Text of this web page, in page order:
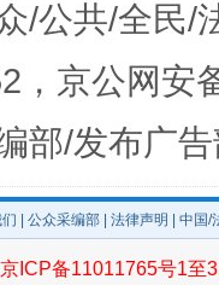
/公共/全民/
，京公网安
部/发布广
公众采编部 法律声明 | 中国
京ICP备11011765号1至